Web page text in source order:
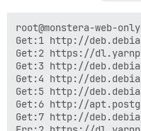
root@monstera-web-
Get:1 http://
Get:2 https://
Get:3 http://
Get:4 http://
Get:5 http://
Get:6 http://
Get:7 http://